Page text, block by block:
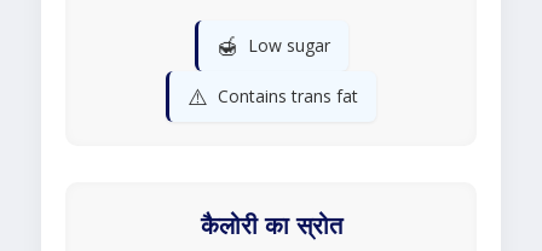
🍯 Low sugar
⚠️ Contains trans fat
कैलोरी का स्रोत